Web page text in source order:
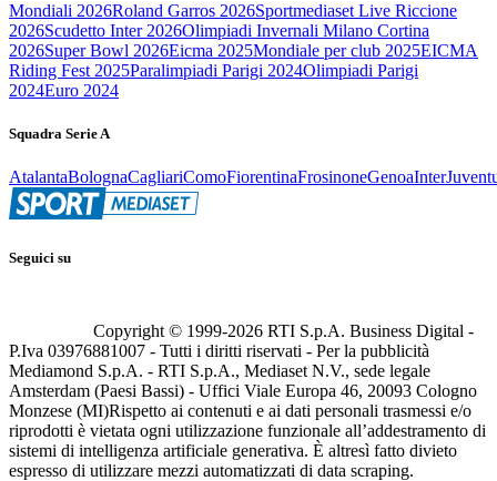
Mondiali 2026Roland Garros 2026Sportmediaset Live Riccione
2026Scudetto Inter 2026Olimpiadi Invernali Milano Cortina
2026Super Bowl 2026Eicma 2025Mondiale per club 2025EICMA
Riding Fest 2025Paralimpiadi Parigi 2024Olimpiadi Parigi
2024Euro 2024
Squadra Serie A
AtalantaBolognaCagliariComoFiorentinaFrosinoneGenoaInter
Seguici su
Copyright © 1999-2026 RTI S.p.A. Business Digital -
P.Iva 03976881007 - Tutti i diritti riservati - Per la pubblicità
Mediamond S.p.A. - RTI S.p.A., Mediaset N.V., sede legale
Amsterdam (Paesi Bassi) - Uffici Viale Europa 46, 20093 Cologno
Monzese (MI)Rispetto ai contenuti e ai dati personali trasmessi e/o
riprodotti è vietata ogni utilizzazione funzionale all’addestramento di
sistemi di intelligenza artificiale generativa. È altresì fatto divieto
espresso di utilizzare mezzi automatizzati di data scraping.